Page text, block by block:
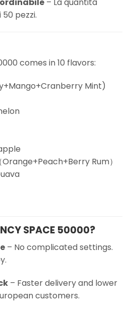
pezzi.
comes in 10 flavors:
Mint)
Rum）
SPACE 50000?
– No complicated settings.
– Faster delivery and lower
customers.